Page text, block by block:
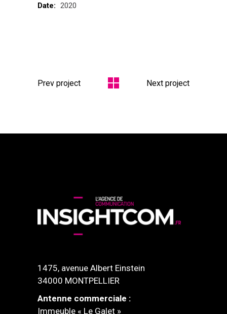
Date: 2020
Prev project Next project
1475, avenue Albert Einstein
34000 MONTPELLIER
Antenne commerciale :
Immeuble « Le Galet »